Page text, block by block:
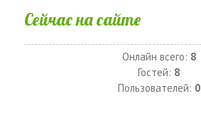
Сейчас на сайте
Онлайн всего: 8
Гостей: 8
Пользователей: 0